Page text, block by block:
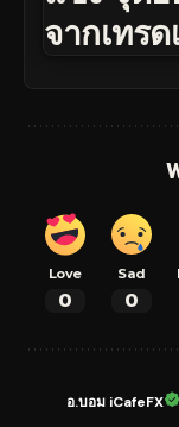
จากเทรด
Love
0
Sad
0
อ.บอม iCafeFX